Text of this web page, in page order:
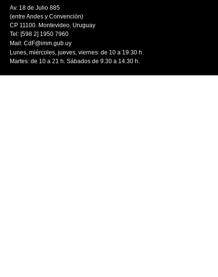
Av. 18 de Julio 885
(entre Andes y Convención)
CP 11100. Montevideo. Uruguay
Tel: [598 2] 1950 7960
Mail: CdF@imm.gub.uy
Lunes, miércoles, jueves, viernes: de 10 a 19.30 h.
Martes: de 10 a 21 h. Sábados de 9.30 a 14.30 h.